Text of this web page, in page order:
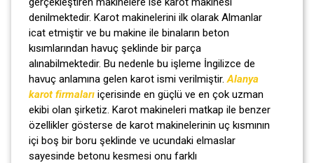
denilmektedir. Karot makinelerini ilk olarak Almanlar
icat etmiştir ve bu makine ile binaların beton
kısımlarından havuç şeklinde bir parça
alınabilmektedir. Bu nedenle bu işleme İngilizce de
havuç anlamına gelen karot ismi verilmiştir.Alanya
karot firmaları içerisinde en güçlü ve en çok uzman
ekibi olan şirketiz. Karot makineleri matkap ile benzer
özellikler gösterse de karot makinelerinin uç kısmının
içi boş bir boru şeklinde ve ucundaki elmaslar
sayesinde betonu kesmesi onu farklı